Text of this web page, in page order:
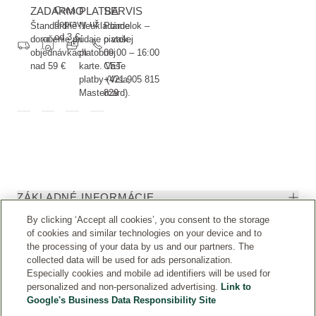
ZADARMO
Štandardné
doručenie pri
objednávkach
nad 59 €
Cena
dopravy už
od 3 €
PLATBA
Neukladáme
údaje o vašej
platobnej
karte. Vaše
platby (Visa,
Mastercard).
SERVIS
Pondelok –
piatok
09:00 – 16:00
CET
+421 905 815
829
ZÁKLADNÉ INFORMÁCIE
DOKUMENTY A INFORMÁCIE
KARIÉRA
OSTATNÉ
By clicking ‘Accept all cookies’, you consent to the storage
of cookies and similar technologies on your device and to
the processing of your data by us and our partners. The
collected data will be used for ads personalization.
Especially cookies and mobile ad identifiers will be used for
personalized and non-personalized advertising. Link to
Google's Business Data Responsibility Site